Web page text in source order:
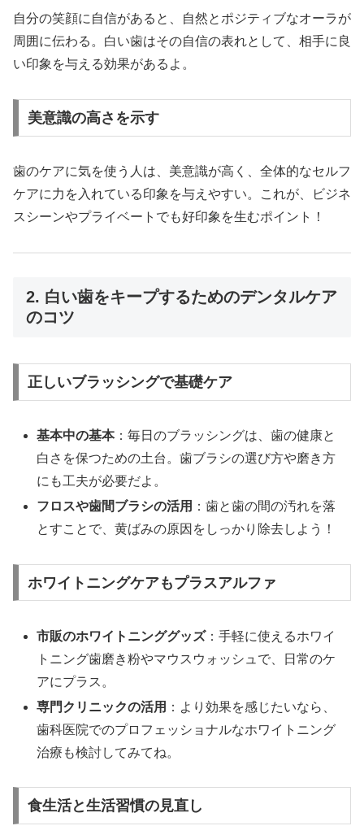
自分の笑顔に自信があると、自然とポジティブなオーラが
周囲に伝わる。白い歯はその自信の表れとして、相手に良
い印象を与える効果があるよ。
美意識の高さを示す
歯のケアに気を使う人は、美意識が高く、全体的なセルフ
ケアに力を入れている印象を与えやすい。これが、ビジネ
スシーンやプライベートでも好印象を生むポイント！
2. 白い歯をキープするためのデンタルケア
のコツ
正しいブラッシングで基礎ケア
基本中の基本：毎日のブラッシングは、歯の健康と
白さを保つための土台。歯ブラシの選び方や磨き方
にも工夫が必要だよ。
フロスや歯間ブラシの活用 ：歯と歯の間の汚れを落
とすことで、黄ばみの原因をしっかり除去しよう！
ホワイトニングケアもプラスアルファ
市販のホワイトニンググッズ：手軽に使えるホワイ
トニング歯磨き粉やマウスウォッシュで、日常のケ
アにプラス。
専門クリニックの活用 ：より効果を感じたいなら、
歯科医院でのプロフェッショナルなホワイトニング
治療も検討してみてね。
食生活と生活習慣の見直し